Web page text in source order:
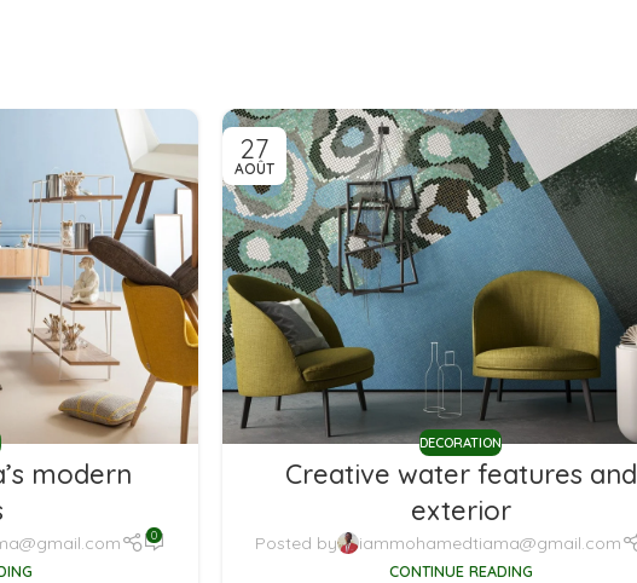
modern
0
27
AOÛT
DECORATION
Creative water features and
exterior
Posted by iammohamedtiama@gmail.com
CONTINUE READING